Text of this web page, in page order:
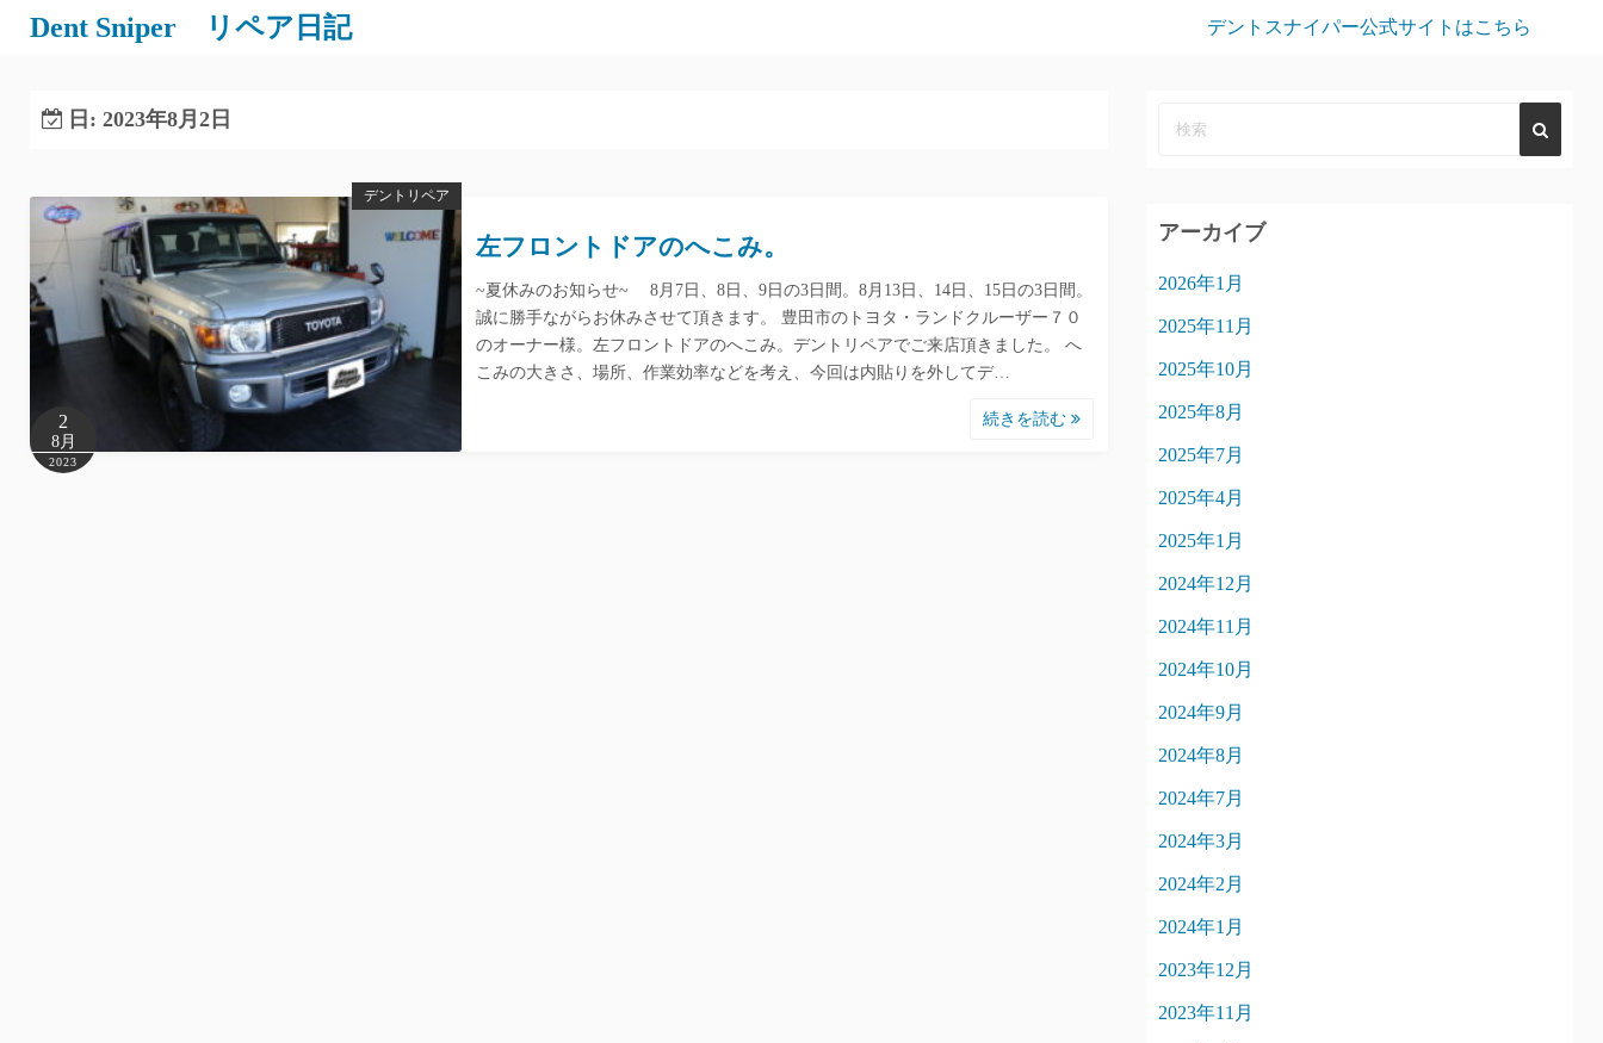
Dent Sniper リペア日記 デントスナイパー公式サイトはこちら
日: 2023年8月2日
デントリペア
2
8月
2023
左フロントドアのへこみ。
~夏休みのお知らせ~ 8月7日、8日、9日の3日間。8月13日、14日、15日の3日間。
誠に勝手ながらお休みさせて頂きます。 豊田市のトヨタ・ランドクルーザー７０
のオーナー様。左フロントドアのへこみ。デントリペアでご来店頂きました。 へ
こみの大きさ、場所、作業効率などを考え、今回は内貼りを外してデ…
続きを読む
アーカイブ
2026年1月
2025年11月
2025年10月
2025年8月
2025年7月
2025年4月
2025年1月
2024年12月
2024年11月
2024年10月
2024年9月
2024年8月
2024年7月
2024年3月
2024年2月
2024年1月
2023年12月
2023年11月